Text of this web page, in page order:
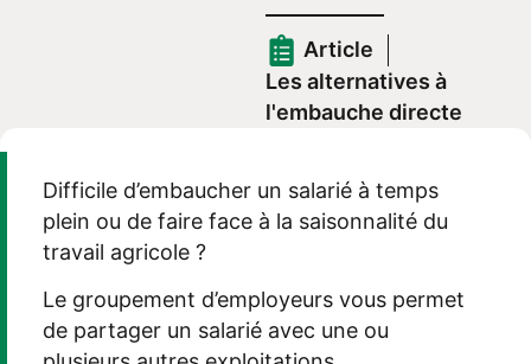
Article
Les alternatives à
l'embauche directe
Difficile d’embaucher un salarié à temps
plein ou de faire face à la saisonnalité du
travail agricole ?
Le groupement d’employeurs vous permet
de partager un salarié avec une ou